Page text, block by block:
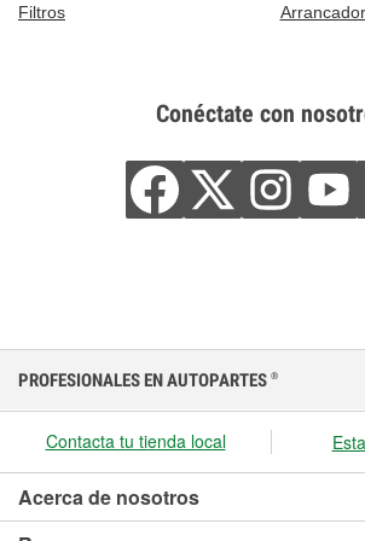
Filtros
Conéctate con
PROFESIONALES EN AUTOPARTES ®
Contacta tu tienda local
Acerca de nosotros